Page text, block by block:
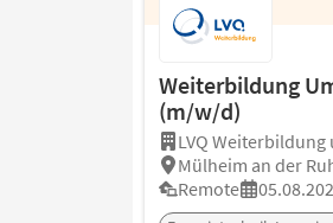
Weiterbildung
(m/w/d)
LVQ Weiterbildung
Mülheim an der
Remote